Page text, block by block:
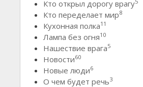
Кто открыл дорогу врагу
Кто переделает мир8
Кухонная полка11
Лампа без огня10
Нашествие врага5
Новости60
Новые люди6
О чем будет речь3